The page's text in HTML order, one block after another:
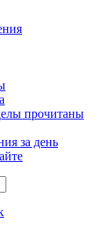
прочитаны
за день